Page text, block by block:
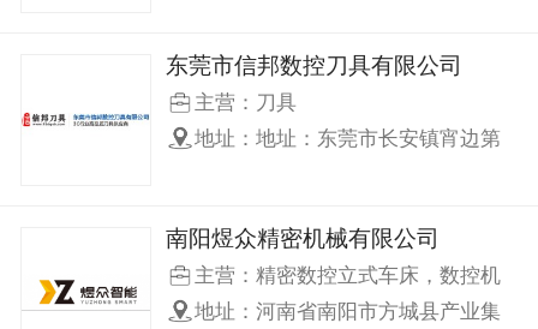
东莞市信邦数控刀具有限公司
主营：刀具
地址：地址：东莞市长安镇宵边第
南阳煜众精密机械有限公司
主营：精密数控立式车床，数控机
床
地址：河南省南阳市方城县产业集